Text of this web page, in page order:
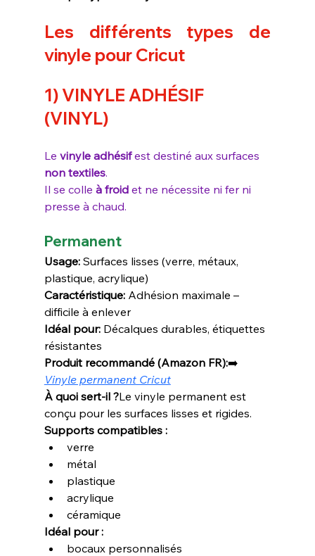
Les différents types de
vinyle pour Cricut
1) VINYLE ADHÉSIF
(VINYL)
Le vinyle adhésif est destiné aux surfaces
non textiles.
Il se colle à froid et ne nécessite ni fer ni
presse à chaud.
Permanent
Usage: Surfaces lisses (verre, métaux,
plastique, acrylique)
Caractéristique: Adhésion maximale –
difficile à enlever
Idéal pour: Décalques durables, étiquettes
résistantes
Produit recommandé (Amazon FR):➡️
Vinyle permanent Cricut
À quoi sert-il ?Le vinyle permanent est
conçu pour les surfaces lisses et rigides.
Supports compatibles :
verre
métal
plastique
acrylique
céramique
Idéal pour :
bocaux personnalisés